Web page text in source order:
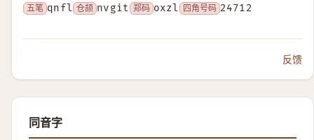
五笔 qnfl 仓颉 nvgit 郑码 oxzl 四角号码 24712
反馈
同音字